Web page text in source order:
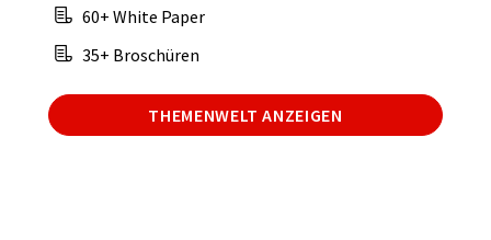
60+ White Paper
35+ Broschüren
THEMENWELT ANZEIGEN